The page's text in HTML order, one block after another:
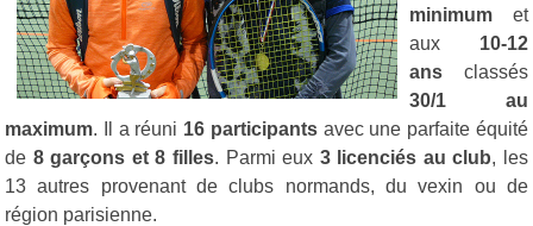
minimum et
aux 10-12
ans classés
30/1 au
maximum. Il a réuni 16 participantsavec une parfaite équité
de 8 garçons et 8 filles. Parmi eux 3 licenciés au club, les
13 autres provenant de clubs normands, du vexin ou de
région parisienne.